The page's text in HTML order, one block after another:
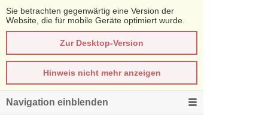
Sie betrachten gegenwärtig eine Version der
Website, die für mobile Geräte optimiert wurde.
Zur Desktop-Version
Hinweis nicht mehr anzeigen
Navigation einblenden